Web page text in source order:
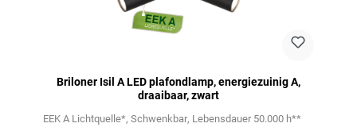
Briloner Isil A LED plafondlamp, energiezuinig A,
draaibaar, zwart
EEK A Lichtquelle* Schwenkbar Lebensdauer 50.000 h**